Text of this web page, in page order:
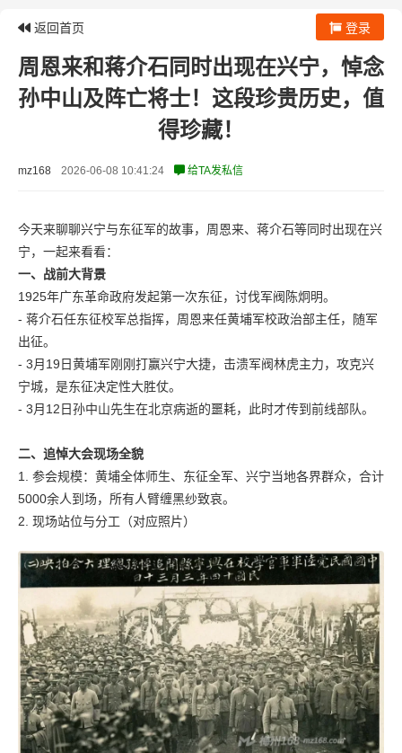
返回首页 登录
周恩来和蒋介石同时出现在兴宁，悼念
孙中山及阵亡将士！这段珍贵历史，值
得珍藏！
mz168 2026-06-08 10:41:24 给TA发私信
今天来聊聊兴宁与东征军的故事，周恩来、蒋介石等同时出现在兴
宁，一起来看看：
一、战前大背景
1925年广东革命政府发起第一次东征，讨伐军阀陈炯明。
- 蒋介石任东征校军总指挥，周恩来任黄埔军校政治部主任，随军
出征。
- 3月19日黄埔军刚刚打赢兴宁大捷，击溃军阀林虎主力，攻克兴
宁城，是东征决定性大胜仗。
- 3月12日孙中山先生在北京病逝的噩耗，此时才传到前线部队。
二、追悼大会现场全貌
1. 参会规模：黄埔全体师生、东征全军、兴宁当地各界群众，合计
5000余人到场，所有人臂缠黑纱致哀。
2. 现场站位与分工（对应照片）